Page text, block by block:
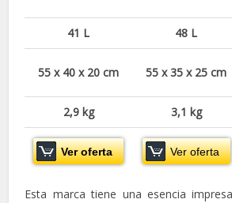
41 L 48 L
55 x 40 x 20 cm 55 x 35 x 25 cm
2,9 kg 3,1 kg
Ver oferta Ver oferta
Esta marca tiene una esencia